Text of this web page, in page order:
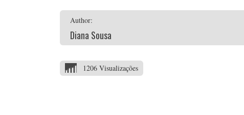
Author:
Diana Sousa
1206 Visualizações